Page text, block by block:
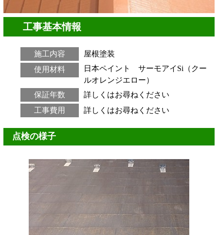
工事基本情報
施工内容
屋根塗装
使用材料
日本ペイント サーモアイSi（クー
ルオレンジエロー）
保証年数
詳しくはお尋ねください
工事費用
詳しくはお尋ねください
点検の様子